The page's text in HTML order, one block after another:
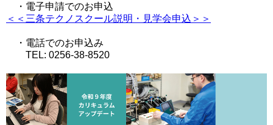
・電子申請でのお申込
＜＜三条テクノスクール説明・見学会申込＞＞
・電話でのお申込み
TEL: 0256-38-8520